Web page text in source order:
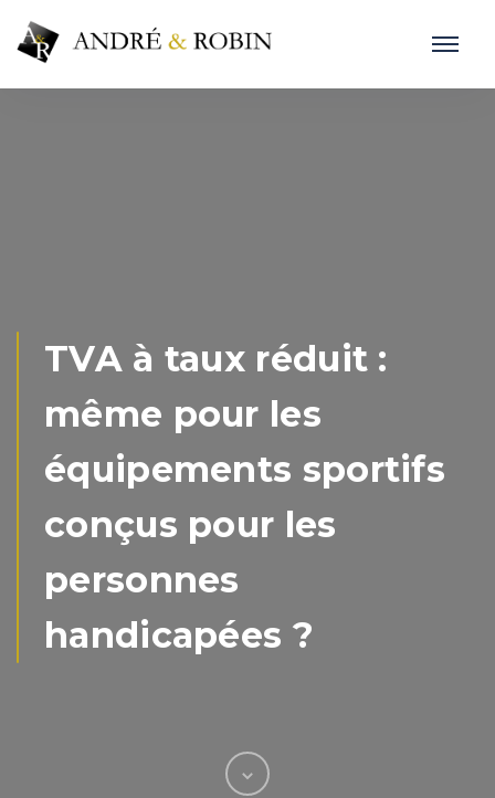
TVA à taux réduit :
même pour les
équipements sportifs
conçus pour les
personnes
handicapées ?